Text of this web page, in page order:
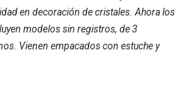
en decoración de cristales. Ahora los
modelos sin registros, de 3
Vienen empacados con estuche y